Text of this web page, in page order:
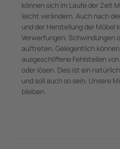
können sich im Laufe der Zeit
leicht verändern. Auch nach
und der Herstellung der Möbel
Verwerfungen, Schwindungen
auftreten. Gelegentlich
ausgeschliffene Fehlstellen
oder lösen. Dies ist ein
und soll auch so sein. Unsere
bleiben.